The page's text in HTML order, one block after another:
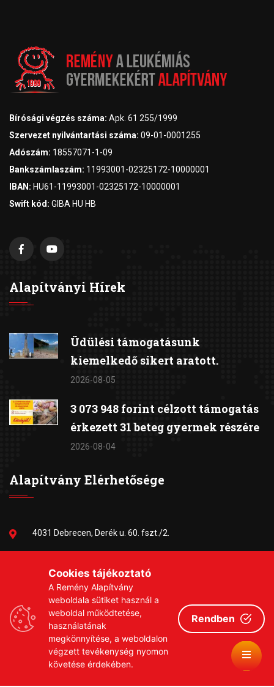
Bírósági végzés száma: Apk. 61 255/1999
Szervezet nyilvántartási száma: 09-01-0001255
Adószám: 18557071-1-09
Bankszámlaszám: 11993001-02325172-10000001
IBAN: HU61-11993001-02325172-10000001
Swift kód: GIBA HU HB
Alapítványi Hírek
Üdülési támogatásunk
kiemelkedő sikert aratott.
2026-08-05
3 073 948 forint célzott támogatás
érkezett 31 beteg gyermek részére
2026-08-04
Alapítvány Elérhetősége
4031 Debrecen, Derék u. 60. fszt./2.
remeny1999@gmail.com
Cookies tájékoztató
A Remény Alapítvány
weboldala sütiket használ a
weboldal működtetése,
használatának
megkönnyítése, a weboldalon
végzett tevékenység nyomon
követése érdekében.
Rendben